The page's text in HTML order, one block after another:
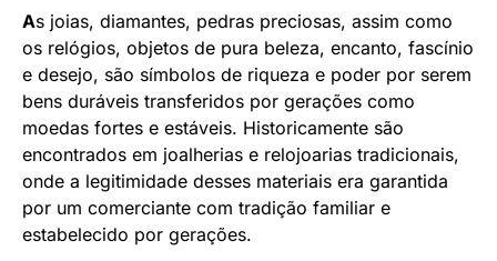
As joias, diamantes, pedras preciosas, assim como
os relógios, objetos de pura beleza, encanto, fascínio
e desejo, são símbolos de riqueza e poder por serem
bens duráveis transferidos por gerações como
moedas fortes e estáveis. Historicamente são
encontrados em joalherias e relojoarias tradicionais,
onde a legitimidade desses materiais era garantida
por um comerciante com tradição familiar e
estabelecido por gerações.